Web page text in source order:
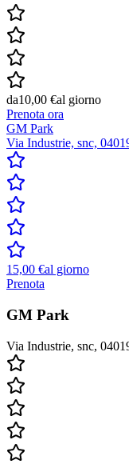
da10,00 €al giorno
Prenota ora
GM Park
Via Industrie, snc,
15,00 €al giorno
Prenota
GM Park
Via Industrie, snc,